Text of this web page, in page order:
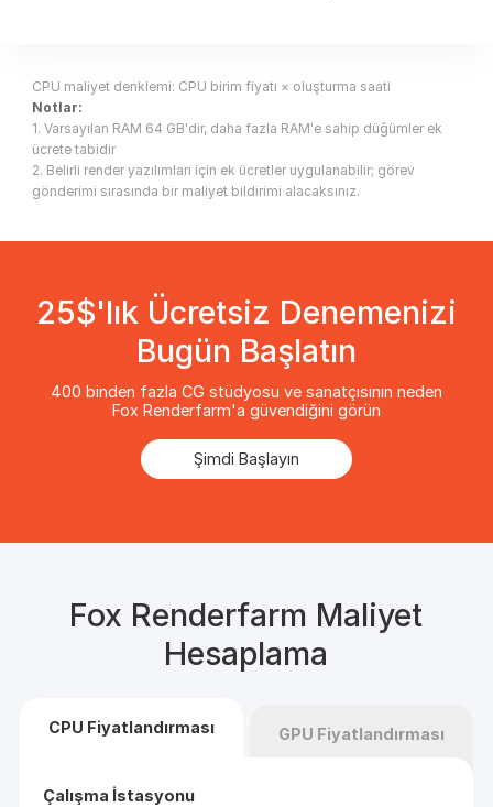
CPU maliyet denklemi: CPU birim fiyatı × oluşturma saati
Notlar:
1. Varsayılan RAM 64 GB'dir, daha fazla RAM'e sahip düğümler ek
ücrete tabidir
2. Belirli render yazılımları için ek ücretler uygulanabilir; görev
gönderimi sırasında bir maliyet bildirimi alacaksınız.
25$'lık Ücretsiz Denemenizi
Bugün Başlatın
400 binden fazla CG stüdyosu ve sanatçısının neden
Fox Renderfarm'a güvendiğini görün
Şimdi Başlayın
Fox Renderfarm Maliyet
Hesaplama
CPU Fiyatlandırması GPU Fiyatlandırması
Çalışma İstasyonu